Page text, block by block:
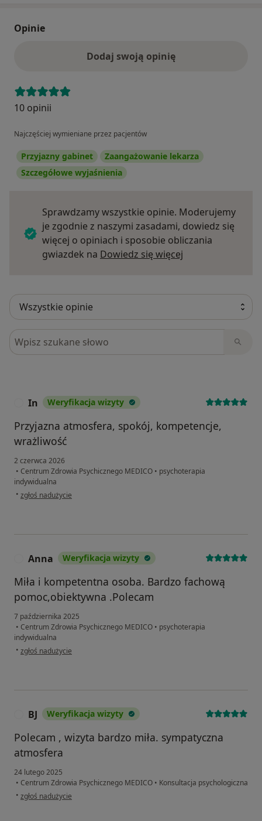
Opinie
Dodaj swoją opinię
10 opinii
Najczęściej wymieniane przez pacjentów
Przyjazny gabinet
Zaangażowanie lekarza
Szczegółowe wyjaśnienia
Sprawdzamy wszystkie opinie. Moderujemy
je zgodnie z naszymi zasadami, dowiedz się
więcej o opiniach i sposobie obliczania
gwiazdek na Dowiedz się więcej
Szukaj w opiniach
In Weryfikacja wizyty
Przyjazna atmosfera, spokój, kompetencje,
wrażliwość
2 czerwca 2026
• Centrum Zdrowia Psychicznego MEDICO • psychoterapia
indywidualna
• w opinii użytkownika In
zgłoś nadużycie
Anna Weryfikacja wizyty
Miła i kompetentna osoba. Bardzo fachową
pomoc,obiektywna .Polecam
7 października 2025
• Centrum Zdrowia Psychicznego MEDICO • psychoterapia
indywidualna
• w opinii użytkownika Anna
zgłoś nadużycie
BJ Weryfikacja wizyty
Polecam , wizyta bardzo miła. sympatyczna
atmosfera
24 lutego 2025
• Centrum Zdrowia Psychicznego MEDICO • Konsultacja psychologiczna
• w opinii użytkownika BJ
zgłoś nadużycie